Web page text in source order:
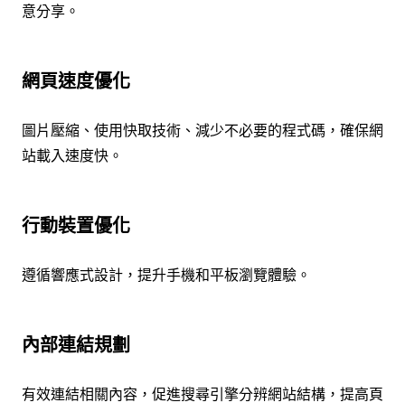
意分享。
網頁速度優化
圖片壓縮、使用快取技術、減少不必要的程式碼，確保網
站載入速度快。
行動裝置優化
遵循響應式設計，提升手機和平板瀏覽體驗。
內部連結規劃
有效連結相關內容，促進搜尋引擎分辨網站結構，提高頁